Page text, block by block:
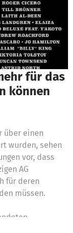
für das
können
über einen
wurden, sehen
vor, dass
AG
für deren
müssen.